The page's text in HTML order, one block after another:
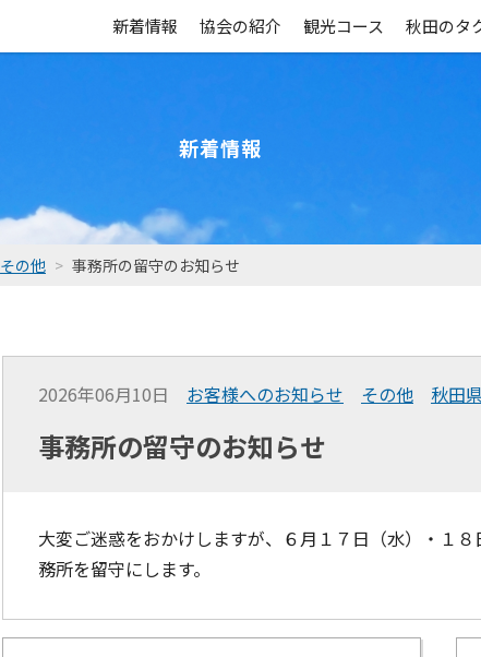
新着情報 協会の紹介 観光コース 秋田のタ
新着情報
その他 事務所の留守のお知らせ
2026年06月10日 お客様へのお知らせ その他 秋田
事務所の留守のお知らせ
大変ご迷惑をおかけしますが、６月１７日（水）・１
務所を留守にします。